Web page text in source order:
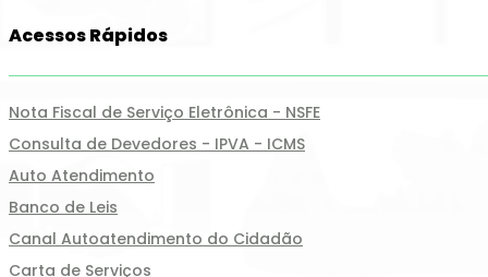
Acessos Rápidos
Nota Fiscal de Serviço Eletrônica - NSFE
Consulta de Devedores - IPVA - ICMS
Auto Atendimento
Banco de Leis
Canal Autoatendimento do Cidadão
Carta de Serviços